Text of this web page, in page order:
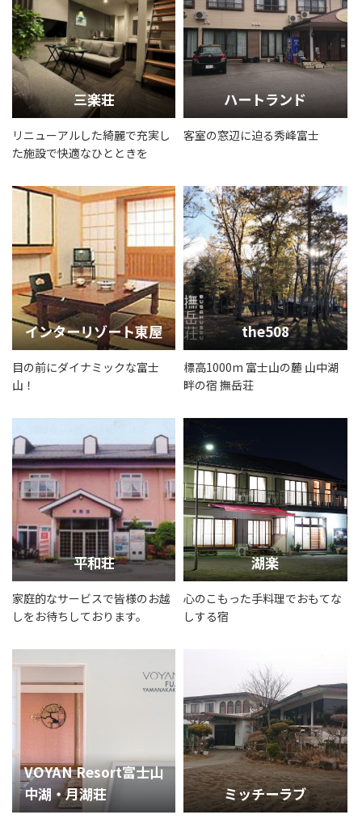
三楽荘
リニューアルした綺麗で充実し
た施設で快適なひとときを
ハートランド
客室の窓辺に迫る秀峰富士
インターリゾート東屋
目の前にダイナミックな富士
山！
the508
標高1000m 富士山の麓 山中湖
畔の宿 撫岳荘
平和荘
家庭的なサービスで皆様のお越
しをお待ちしております。
湖楽
心のこもった手料理でおもてな
しする宿
VOYAN Resort富士山
中湖・月湖荘
ミッチーラブ